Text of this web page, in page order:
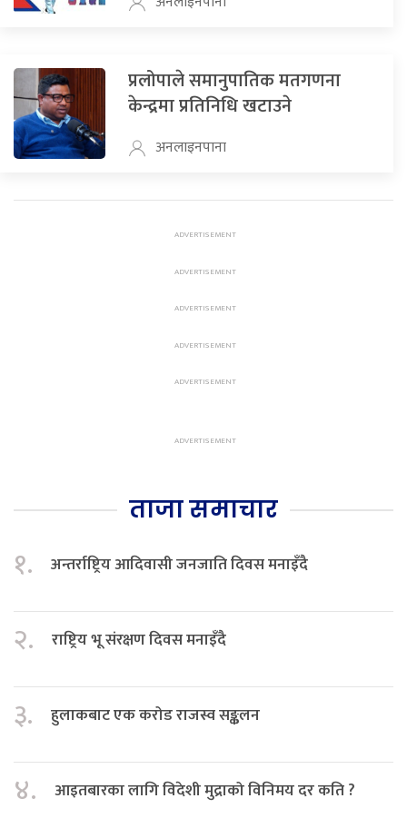
प्रलोपाले समानुपातिक मतगणना
केन्द्रमा प्रतिनिधि खटाउने
अनलाइनपाना
ताजा समाचार
१. अन्तर्राष्ट्रिय आदिवासी जनजाति दिवस मनाइँदै
२. राष्ट्रिय भू संरक्षण दिवस मनाइँदै
३. हुलाकबाट एक करोड राजस्व सङ्कलन
४. आइतबारका लागि विदेशी मुद्राको विनिमय दर कति ?